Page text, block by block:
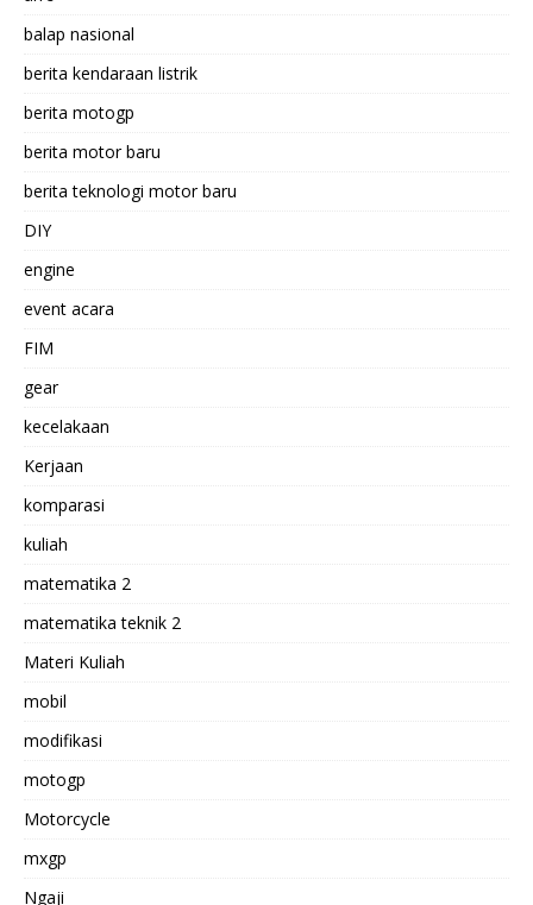
balap nasional
berita kendaraan listrik
berita motogp
berita motor baru
berita teknologi motor baru
DIY
engine
event acara
FIM
gear
kecelakaan
Kerjaan
komparasi
kuliah
matematika 2
matematika teknik 2
Materi Kuliah
mobil
modifikasi
motogp
Motorcycle
mxgp
Ngaji